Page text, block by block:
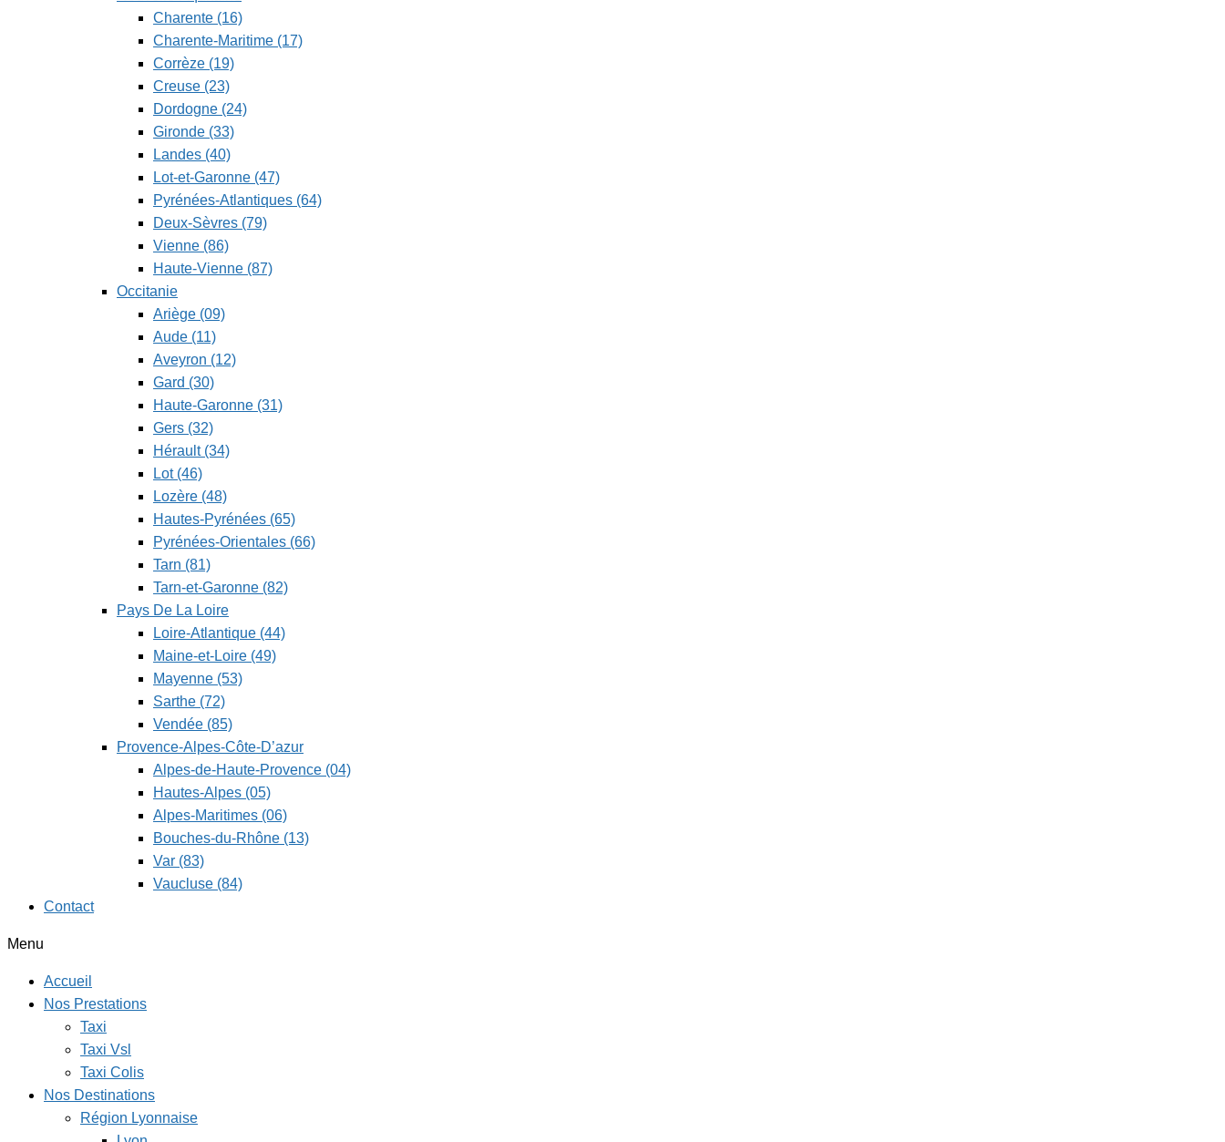
Charente (16)
Charente-Maritime (17)
Corrèze (19)
Creuse (23)
Dordogne (24)
Gironde (33)
Landes (40)
Lot-et-Garonne (47)
Pyrénées-Atlantiques (64)
Deux-Sèvres (79)
Vienne (86)
Haute-Vienne (87)
Occitanie
Ariège (09)
Aude (11)
Aveyron (12)
Gard (30)
Haute-Garonne (31)
Gers (32)
Hérault (34)
Lot (46)
Lozère (48)
Hautes-Pyrénées (65)
Pyrénées-Orientales (66)
Tarn (81)
Tarn-et-Garonne (82)
Pays De La Loire
Loire-Atlantique (44)
Maine-et-Loire (49)
Mayenne (53)
Sarthe (72)
Vendée (85)
Provence-Alpes-Côte-D’azur
Alpes-de-Haute-Provence (04)
Hautes-Alpes (05)
Alpes-Maritimes (06)
Bouches-du-Rhône (13)
Var (83)
Vaucluse (84)
Contact
Menu
Accueil
Nos Prestations
Taxi
Taxi Vsl
Taxi Colis
Nos Destinations
Région Lyonnaise